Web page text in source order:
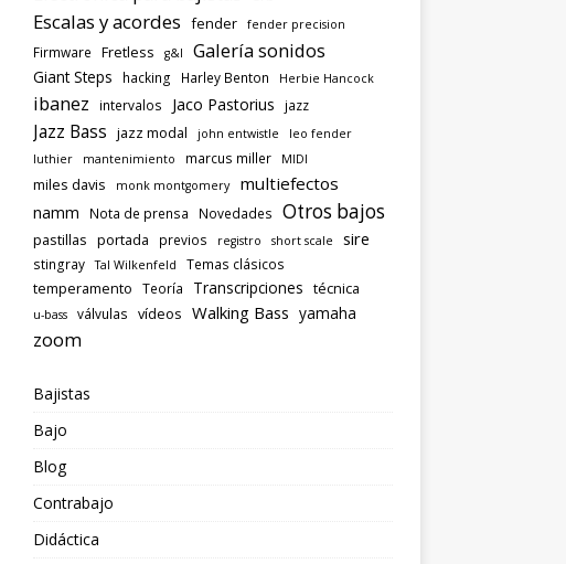
Escalas y acordes fender fender precision
Firmware Fretless g&l Galería sonidos
Giant Steps hacking Harley Benton Herbie Hancock
ibanez intervalos Jaco Pastorius jazz
Jazz Bass jazz modal john entwistle
leo fender
luthier
mantenimiento marcus miller MIDI
miles davis monk montgomery multiefectos
namm Nota de prensa Novedades Otros bajos
pastillas portada previos registro short scale sire
stingray Tal Wilkenfeld Temas clásicos
temperamento Teoría Transcripciones técnica
u-bass válvulas vídeos Walking Bass yamaha
zoom
Bajistas
Bajo
Blog
Contrabajo
Didáctica